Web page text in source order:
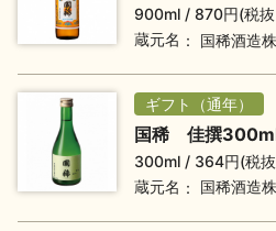
地酒用語集 地
900ml
870円(税
蔵元名
国稀酒造
ギフト（通年）
国稀 佳撰
300ml
364円(税
蔵元名
国稀酒造